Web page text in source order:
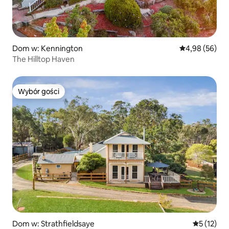
Dom w: Kennington Średnia
4,98 (56)
The Hilltop Haven
Wybór gości
Wybór gości
Dom w: Strathfieldsaye Średnia
5 (12)